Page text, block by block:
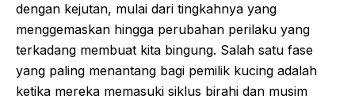
dengan kejutan, mulai dari tingkahnya yang
menggemaskan hingga perubahan perilaku yang
terkadang membuat kita bingung. Salah satu fase
yang paling menantang bagi pemilik kucing adalah
ketika mereka memasuki siklus birahi dan musim